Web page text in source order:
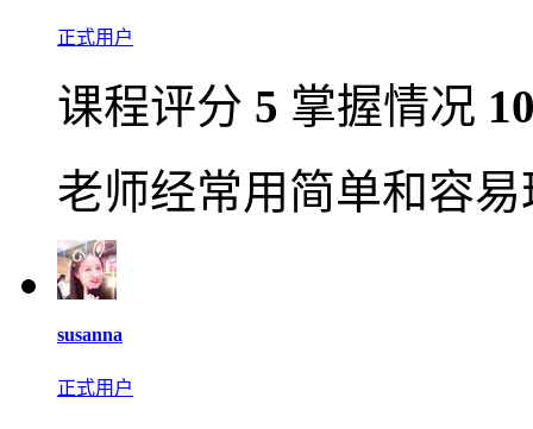
正式用户
课程评分 5 掌握情况
老师经常用简单和容
susanna
正式用户